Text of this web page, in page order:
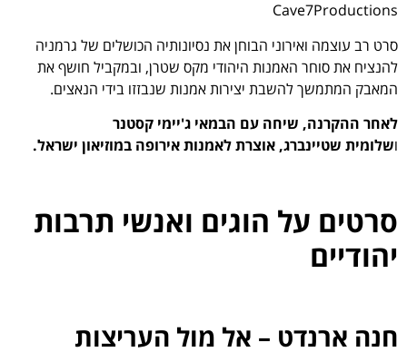
Cave7Productions
סרט רב עוצמה ואירוני הבוחן את נסיונותיה הכושלים של גרמניה
להנציח את סוחר האמנות היהודי מקס שטרן, ובמקביל חושף את
המאבק המתמשך להשבת יצירות אמנות שנבזזו בידי הנאצים.
לאחר ההקרנה, שיחה עם הבמאי ג'יימי קסטנר
ושלומית שטיינברג, אוצרת לאמנות אירופה במוזיאון ישראל.
סרטים על הוגים ואנשי תרבות
יהודיים
חנה ארנדט – אל מול העריצות